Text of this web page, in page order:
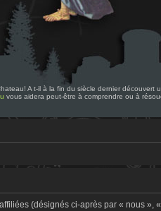
A t-il à la fin du siècle dernier découvert
vous aidera peut-être à comprendre ou à
(désignés ci-après par « nous »,